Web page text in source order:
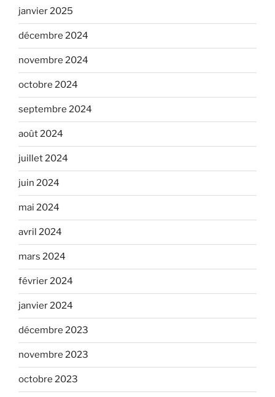
janvier 2025
décembre 2024
novembre 2024
octobre 2024
septembre 2024
août 2024
juillet 2024
juin 2024
mai 2024
avril 2024
mars 2024
février 2024
janvier 2024
décembre 2023
novembre 2023
octobre 2023